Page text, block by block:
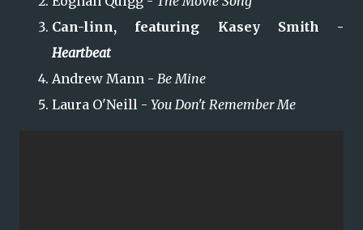
Can-linn, featuring Kasey Smith -
Heartbeat
Andrew Mann - Be Mine
Laura O'Neill - You Don't Remember Me